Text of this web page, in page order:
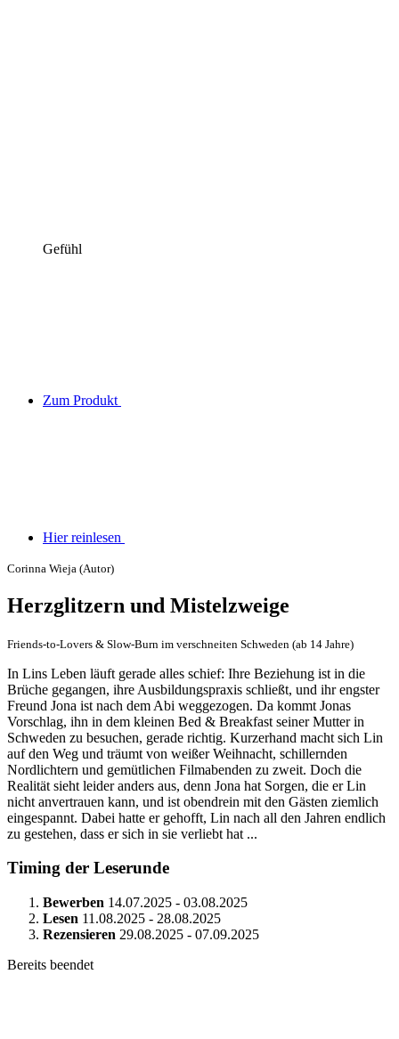
Gefühl
Zum Produkt
Hier reinlesen
Corinna Wieja (Autor)
Herzglitzern und Mistelzweige
Friends-to-Lovers & Slow-Burn im verschneiten Schweden (ab 14 Jahre)
In Lins Leben läuft gerade alles schief: Ihre Beziehung ist in die
Brüche gegangen, ihre Ausbildungspraxis schließt, und ihr engster
Freund Jona ist nach dem Abi weggezogen. Da kommt Jonas
Vorschlag, ihn in dem kleinen Bed & Breakfast seiner Mutter in
Schweden zu besuchen, gerade richtig. Kurzerhand macht sich Lin
auf den Weg und träumt von weißer Weihnacht, schillernden
Nordlichtern und gemütlichen Filmabenden zu zweit. Doch die
Realität sieht leider anders aus, denn Jona hat Sorgen, die er Lin
nicht anvertrauen kann, und ist obendrein mit den Gästen ziemlich
eingespannt. Dabei hatte er gehofft, Lin nach all den Jahren endlich
zu gestehen, dass er sich in sie verliebt hat ...
Timing der Leserunde
Bewerben 14.07.2025 - 03.08.2025
Lesen 11.08.2025 - 28.08.2025
Rezensieren 29.08.2025 - 07.09.2025
Bereits beendet